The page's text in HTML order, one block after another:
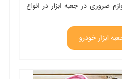
ضروری در جعبه ابزار در انواع
ابزار خودرو